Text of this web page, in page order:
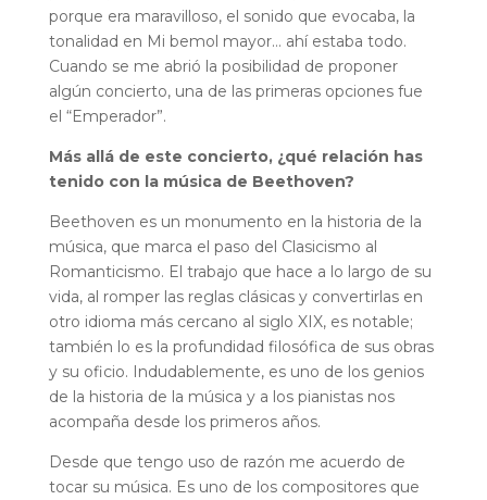
porque era maravilloso, el sonido que evocaba, la
tonalidad en Mi bemol mayor… ahí estaba todo.
Cuando se me abrió la posibilidad de proponer
algún concierto, una de las primeras opciones fue
el “Emperador”.
Más allá de este concierto, ¿qué relación has
tenido con la música de Beethoven?
Beethoven es un monumento en la historia de la
música, que marca el paso del Clasicismo al
Romanticismo. El trabajo que hace a lo largo de su
vida, al romper las reglas clásicas y convertirlas en
otro idioma más cercano al siglo XIX, es notable;
también lo es la profundidad filosófica de sus obras
y su oficio. Indudablemente, es uno de los genios
de la historia de la música y a los pianistas nos
acompaña desde los primeros años.
Desde que tengo uso de razón me acuerdo de
tocar su música. Es uno de los compositores que